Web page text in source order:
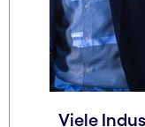
Viele